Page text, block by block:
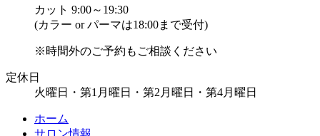
カット 9:00～19:30
(カラー or パーマは18:00まで受付)
※時間外のご予約もご相談ください
定休日
火曜日・第1月曜日・第2月曜日・第4月曜日
ホーム